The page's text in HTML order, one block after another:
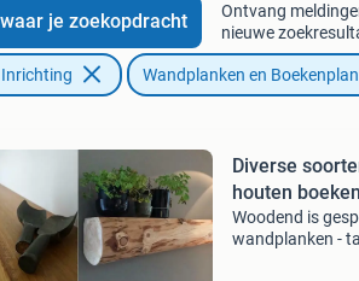
je zoekopdracht
Ontvang
nieuwe
Wandplanken en
Diverse
houten
Woodend is
wandplanken -